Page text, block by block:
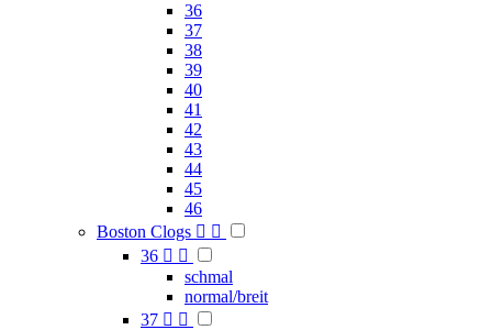
36
37
38
39
40
41
42
43
44
45
46
Boston Clogs  
36  
schmal
normal/breit
37  